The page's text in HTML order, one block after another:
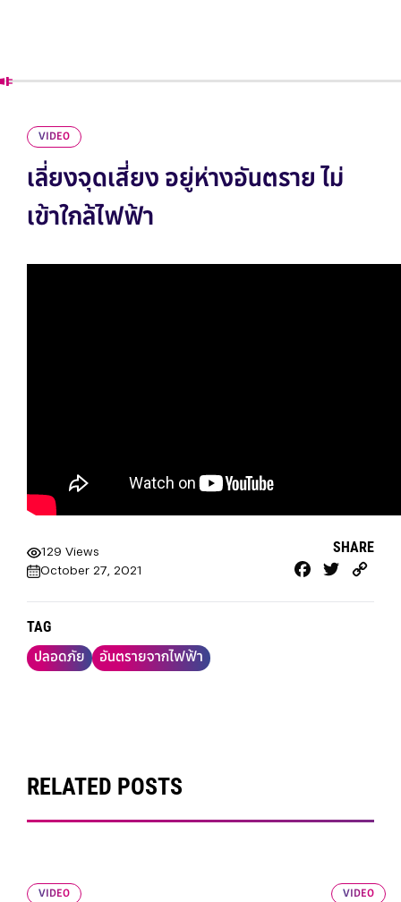
VIDEO
เลี่ยงจุดเสี่ยง อยู่ห่างอันตราย ไม่
เข้าใกล้ไฟฟ้า
129 Views
October 27, 2021
SHARE
Facebook
Twitter
TAG
ปลอดภัย อันตรายจากไฟฟ้า
RELATED POSTS
VIDEO VIDEO